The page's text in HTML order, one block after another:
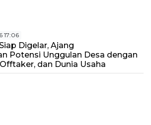
17:06
Digelar, Ajang
Potensi Unggulan Desa dengan
dan Dunia Usaha